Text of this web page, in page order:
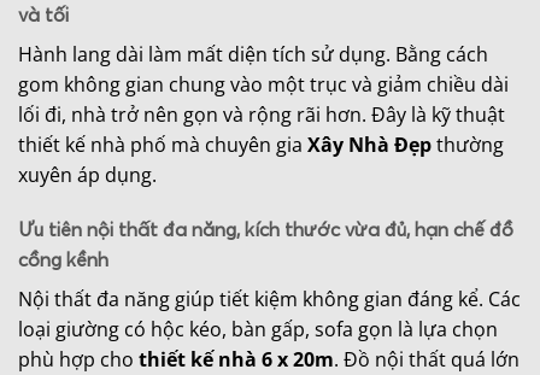
và tối
Hành lang dài làm mất diện tích sử dụng. Bằng cách
gom không gian chung vào một trục và giảm chiều dài
lối đi, nhà trở nên gọn và rộng rãi hơn. Đây là kỹ thuật
thiết kế nhà phố mà chuyên gia Xây Nhà Đẹpthường
xuyên áp dụng.
Ưu tiên nội thất đa năng, kích thước vừa đủ, hạn chế đồ
cồng kềnh
Nội thất đa năng giúp tiết kiệm không gian đáng kể. Các
loại giường có hộc kéo, bàn gấp, sofa gọn là lựa chọn
phù hợp cho thiết kế nhà 6 x 20m. Đồ nội thất quá lớn